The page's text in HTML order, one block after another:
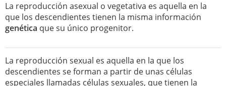
La reproducción asexual o vegetativa es aquella en la
que los descendientes tienen la misma información
genética que su único progenitor.
La reproducción sexual es aquella en la que los
descendientes se forman a partir de unas células
especiales llamadas células sexuales, que tienen la